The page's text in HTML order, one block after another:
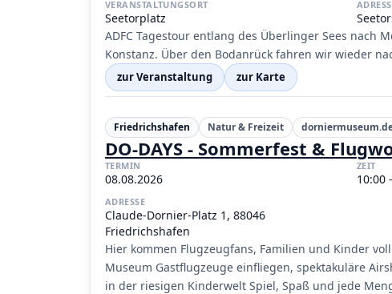
VERANSTALTUNGSORT
Seetorplatz
ADFC Tagestour entlang des Überlinger Sees nach
Konstanz. Über den Bodanrück fahren wir wieder
zur Veranstaltung zur Karte
Friedrichshafen Natur & Freizeit
DO-DAYS - Sommerfest &
TERMIN
08.08.2026
ZEIT
10:00
ADRESSE
Claude-Dornier-Platz 1, 88046
Friedrichshafen
Hier kommen Flugzeugfans, Familien und Kinder
Museum Gastflugzeuge einfliegen, spektakuläre
in der riesigen Kinderwelt Spiel, Spaß und jede